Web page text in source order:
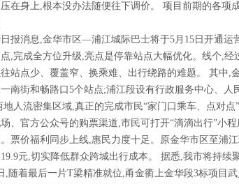
在身上,根本没办法随便往下调价。 项目前期的各
消息,金华市区—浦江城际巴士将于5月15日开通运
,完成全方位升级,亮点是停靠站点大幅优化。线个,
站点少、覆盖窄、换乘难、出行绕路的难题。 其中
南街和畅路口5个站点;浦江段设有行政服务中心、
地人流密集区域,真正的完成市民“家门口乘车、点对
、官方公众号的购票渠道,市民可打开“滴滴出行”小
票价福利同步上线,惠民力度十足。原金华市区至浦
元,切实降低群众跨城出行成本。 据悉,我市将持续
着最后一片T梁精准就位,甬金衢上金华段3标项目